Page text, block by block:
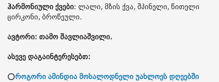
ჰარმონიული ქვები: ლალი, მზის ქვა, შპინელი, წითელი
ცირკონი, ბროწეული.
ავტორი: თამო შავლიაშვილი.
ასევე დაგაინტერესებთ:
⭕როგორი ამინდია მოსალოდნელი უახლოეს დღეებში